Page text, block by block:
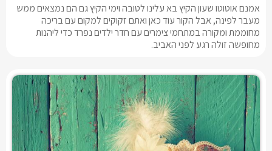
אמנם אוטוטו שעון הקיץ בא עלינו לטובה וימי הקיץ גם הם נמצאים ממש
מעבר לפינה, אבל הקור עוד כאן ואתם זקוקים למקום עם בריכה
מחוממת ומקורה במתחמי צימרים עם חדר ילדים נפרד כדי ליהנות
מחופשה זולה רגע לפני האביב.